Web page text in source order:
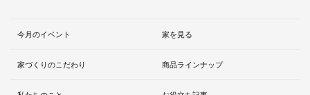
今月のイベント 家を見る
家づくりのこだわり 商品ラインナップ